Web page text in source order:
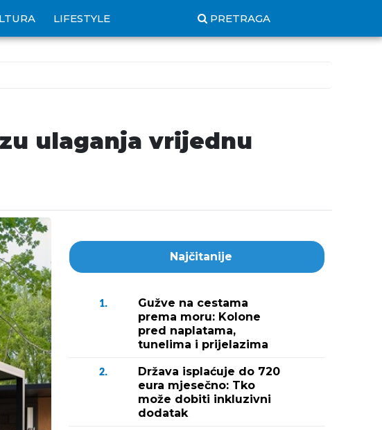
LIFESTYLE PRETRAGA
ulaganja vrijednu
Najčitanije
1.
Gužve na cestama
prema moru: Kolone
pred naplatama,
tunelima i prijelazima
2.
Država isplaćuje do 720
eura mjesečno: Tko
može dobiti inkluzivni
dodatak